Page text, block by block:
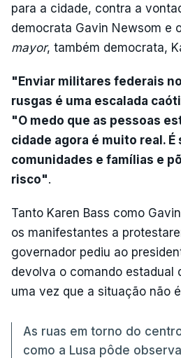
para a cidade, contra a
democrata Gavin Newsom e
mayor, também democrata,
"Enviar militares federais
rusgas é uma escalada
"O medo que as pessoas
cidade agora é muito real.
comunidades e famílias e
risco".
Tanto Karen Bass como
os manifestantes a
governador pediu ao
devolva o comando estadual
uma vez que a situação não
As ruas em torno do
como a Lusa pôde